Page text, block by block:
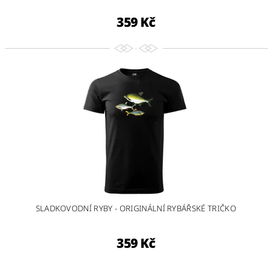
359 Kč
SLADKOVODNÍ RYBY - ORIGINÁLNÍ RYBÁŘSKÉ TRIČKO
359 Kč